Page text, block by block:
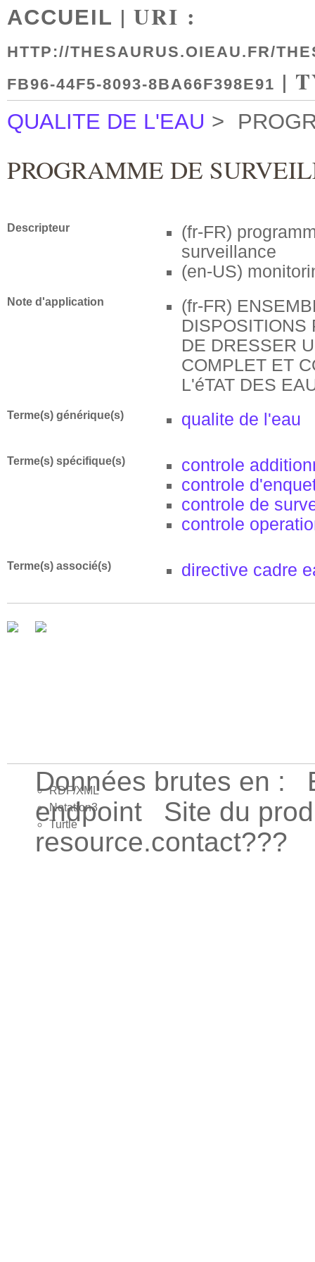
ACCUEIL | URI :
HTTP://THESAURUS.OIEAU.FR/
FB96-44F5-8093-8BA66F398E91 |
QUALITE DE L'EAU >
PROGRAMME DE
Descripteur (fr-FR)
surveillance
(en-US)
Note d'application (fr-FR)
DISPOSITIONS
DE DRESSER
COMPLET ET
L'éTAT DES
Terme(s) générique(s) qualite de l'eau
Terme(s) spécifique(s)
controle
controle
controle de
controle
Terme(s) associé(s) directive cadre
Données brutes en :
RDF/XML
Notation3
Turtle
endpoint
Site du
resource.contact???